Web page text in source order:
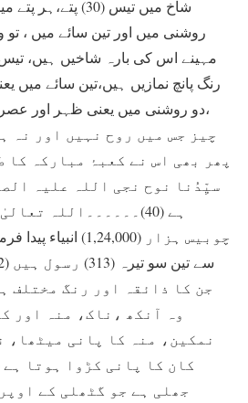
شاخ میں تیس (30)
روشنی میں اور تین سائے میں ،
مہینے اس کی بارہ شاخیں ہیں، تیس
رنگ پانچ نمازیں ہیں،تین سائے میں
چیز جس میں روح نہیں اور نہ
پھر بھی اس نے کعبۂ مبارکہ کا
سیِّدُنا نوح نجی اللہ علیہ
ہے (40)۔۔۔۔۔۔اللہ
جن کا ذائقہ اور رنگ مختلف
وہ آنکھ ،ناک، منہ اور
نمکین، منہ کا پانی میٹھا،